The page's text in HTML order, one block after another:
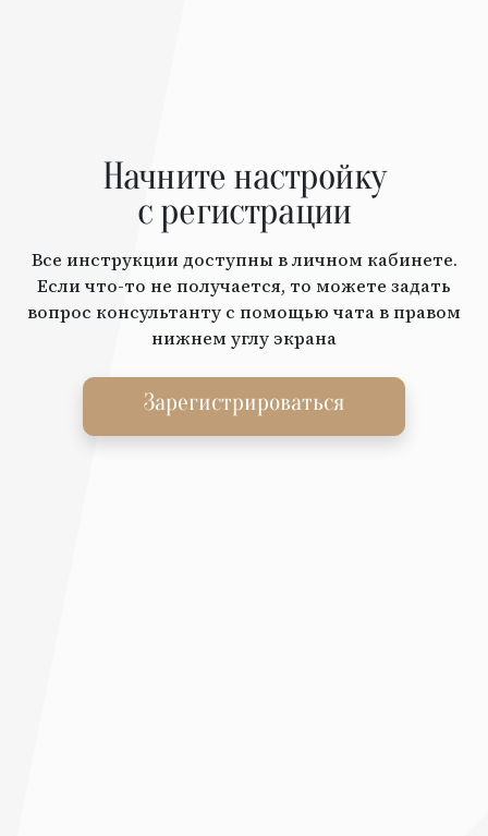
Начните настройку
с регистрации
Все инструкции доступны в личном кабинете.
Если что-то не получается, то можете задать
вопрос консультанту с помощью чата в правом
нижнем углу экрана
Зарегистрироваться